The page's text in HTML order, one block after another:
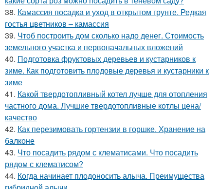
38. Камассия посадка и уход в открытом грунте. Редкая
гостья цветников – камассия
39. Чтоб построить дом сколько надо денег. Стоимость
земельного участка и первоначальных вложений
40. Подготовка фруктовых деревьев и кустарников к
зиме. Как подготовить плодовые деревья и кустарники к
зиме
41. Какой твердотопливный котел лучше для отопления
частного дома. Лучшие твердотопливные котлы цена/
качество
42. Как перезимовать гортензии в горшке. Хранение на
балконе
43. Что посадить рядом с клематисами. Что посадить
рядом с клематисом?
44. Когда начинает плодоносить алыча. Преимущества